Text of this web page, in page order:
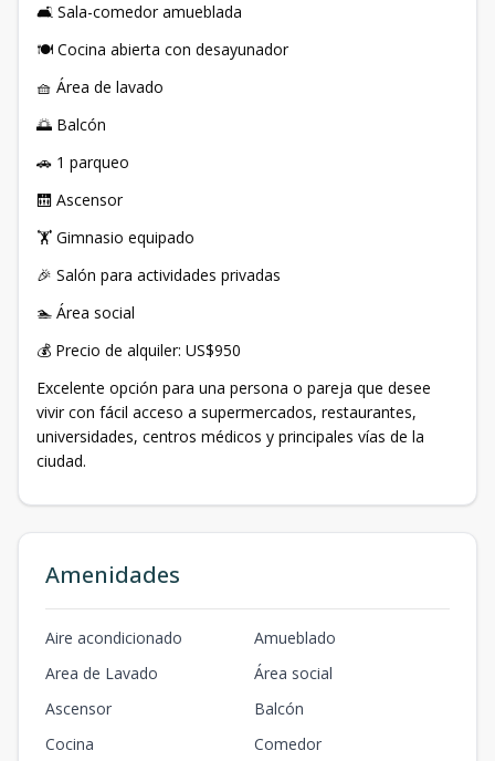
🛋️ Sala-comedor amueblada
🍽️ Cocina abierta con desayunador
🧺 Área de lavado
🌅 Balcón
🚗 1 parqueo
🛗 Ascensor
🏋️ Gimnasio equipado
🎉 Salón para actividades privadas
🏊 Área social
💰 Precio de alquiler: US$950
Excelente opción para una persona o pareja que desee
vivir con fácil acceso a supermercados, restaurantes,
universidades, centros médicos y principales vías de la
ciudad.
Amenidades
Aire acondicionado
Amueblado
Area de Lavado
Área social
Ascensor
Balcón
Cocina
Comedor